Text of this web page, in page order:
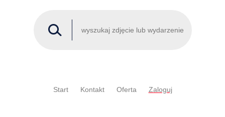
Start Kontakt Oferta Zaloguj